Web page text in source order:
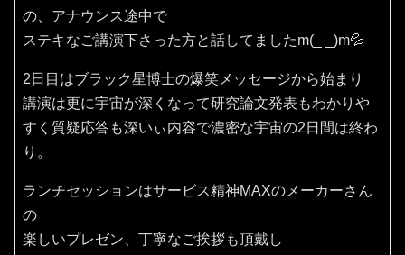
の、アナウンス途中で
ステキなご講演下さった方と話してましたm(_ _)m💦
2日目はブラック星博士の爆笑メッセージから始まり
講演は更に宇宙が深くなって研究論文発表もわかりや
すく質疑応答も深いぃ内容で濃密な宇宙の2日間は終わ
り。
ランチセッションはサービス精神MAXのメーカーさん
の
楽しいプレゼン、丁寧なご挨拶も頂戴し